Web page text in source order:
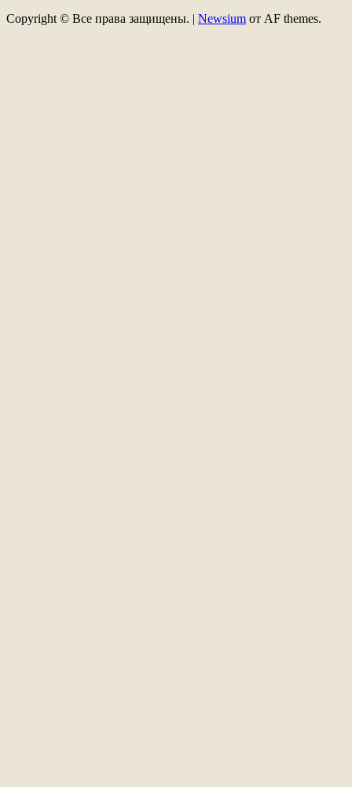
Copyright © Все права защищены. | Newsium от AF themes.